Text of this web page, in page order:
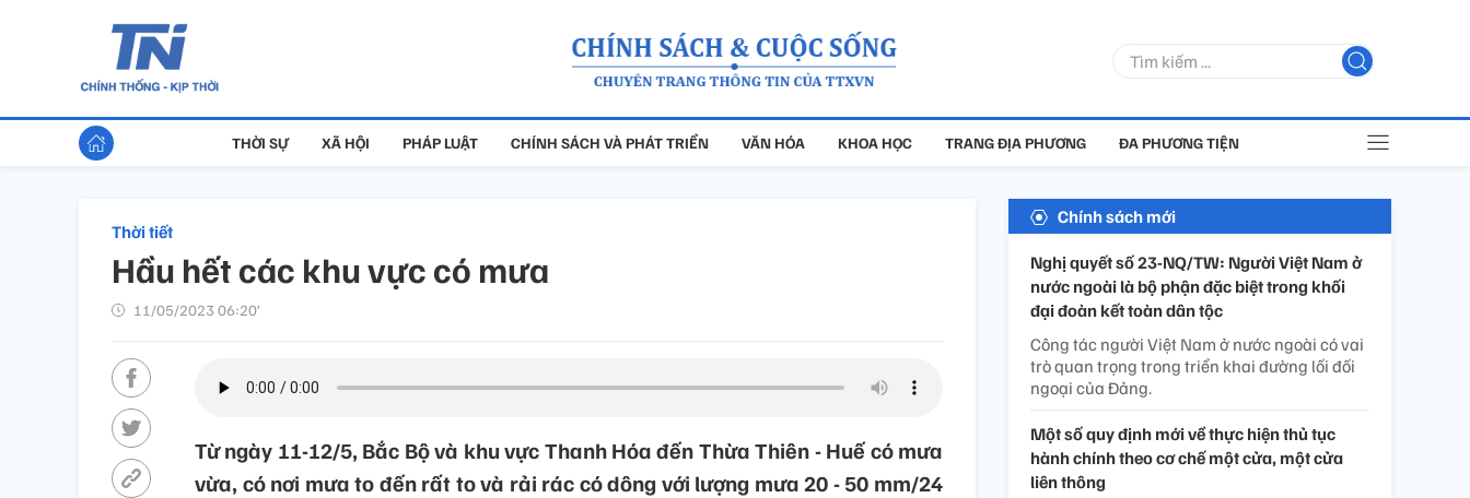
THỜI SỰ XÃ HỘI PHÁP LUẬT CHÍNH SÁCH VÀ PHÁT TRIỂN VĂN HÓA KHOA HỌC TRANG ĐỊA PHƯƠNG ĐA PHƯƠNG TIỆN
Thời tiết
Hầu hết các khu vực có mưa
11/05/2023 06:20’
Từ ngày 11-12/5, Bắc Bộ và khu vực Thanh Hóa đến Thừa Thiên - Huế có mưa
vừa, có nơi mưa to đến rất to và rải rác có dông với lượng mưa 20 - 50 mm/24
Chính sách mới
Nghị quyết số 23-NQ/TW: Người Việt Nam ở
nước ngoài là bộ phận đặc biệt trong khối
đại đoàn kết toàn dân tộc
Công tác người Việt Nam ở nước ngoài có vai
trò quan trọng trong triển khai đường lối đối
ngoại của Đảng.
Một số quy định mới về thực hiện thủ tục
hành chính theo cơ chế một cửa, một cửa
liên thông